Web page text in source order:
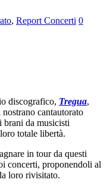
, Report Concerti 0
discografico, Tregua,
cantautorato
brani da musicisti
totale libertà.
in tour da questi
concerti, proponendoli al
loro rivisitato.